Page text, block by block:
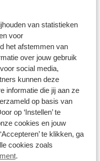
van statistieken
voor
het afstemmen van
over jouw gebruik
social media,
kunnen deze
informatie die jij aan ze
op basis van
op ‘Instellen’ te
cookies en jouw
te klikken, ga
cookies zoals
.